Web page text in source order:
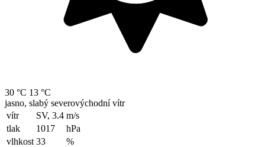
30 °C 13 °C
jasno, slabý severovýchodní vítr
vítr
SV, 3.4 m/s
tlak
1017
hPa
vlhkost 33
%